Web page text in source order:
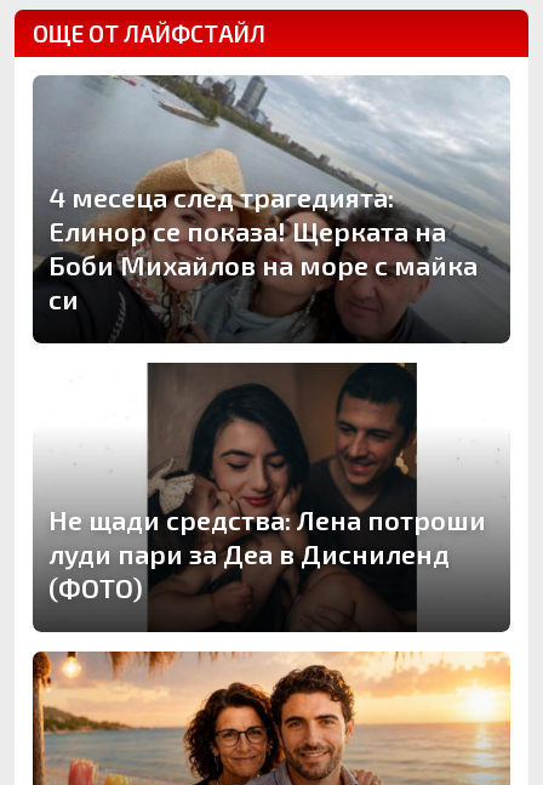
ОЩЕ ОТ ЛАЙФСТАЙЛ
4 месеца след трагедията:
Елинор се показа! Щерката на
Боби Михайлов на море с майка
си
Не щади средства: Лена потроши
луди пари за Деа в Дисниленд
(ФОТО)